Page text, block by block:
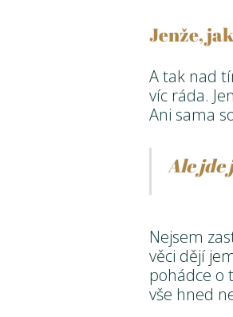
Jenže,
A tak nad
víc ráda.
Ani sama
Ale jde
Nejsem
věci dějí
pohádce o
vše hned